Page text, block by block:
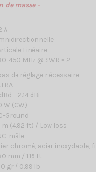
de masse -
λ
Linéaire
450 MHz @ SWR ≤ 2
de réglage nécessaire-
– 2.14 dBi
W (CW)
Ground
m (4.92 ft) / Low loss
mâle
chromé, acier inoxydable,
mm / 1.16 ft
gr / 0.99 lb